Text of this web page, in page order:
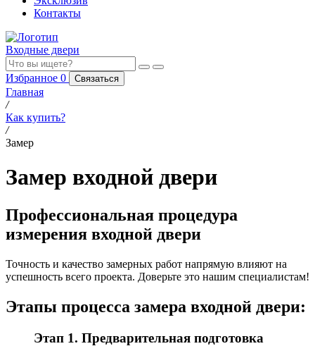
Контакты
Входные двери
Избранное 0 Связаться
Главная
/
Как купить?
/
Замер
Замер входной двери
Профессиональная процедура
измерения входной двери
Точность и качество замерных работ напрямую влияют на
успешность всего проекта. Доверьте это нашим специалистам!
Этапы процесса замера входной двери:
Этап 1. Предварительная подготовка